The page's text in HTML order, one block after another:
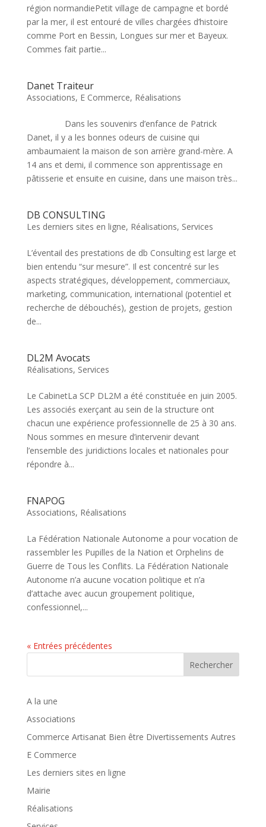
région normandiePetit village de campagne et bordé
par la mer, il est entouré de villes chargées d’histoire
comme Port en Bessin, Longues sur mer et Bayeux.
Commes fait partie...
Danet Traiteur
Associations, E Commerce, Réalisations
Dans les souvenirs d’enfance de Patrick
Danet, il y a les bonnes odeurs de cuisine qui
ambaumaient la maison de son arrière grand-mère. A
14 ans et demi, il commence son apprentissage en
pâtisserie et ensuite en cuisine, dans une maison très...
DB CONSULTING
Les derniers sites en ligne, Réalisations, Services
L’éventail des prestations de db Consulting est large et
bien entendu “sur mesure”. Il est concentré sur les
aspects stratégiques, développement, commerciaux,
marketing, communication, international (potentiel et
recherche de débouchés), gestion de projets, gestion
de...
DL2M Avocats
Réalisations, Services
Le CabinetLa SCP DL2M a été constituée en juin 2005.
Les associés exerçant au sein de la structure ont
chacun une expérience professionnelle de 25 à 30 ans.
Nous sommes en mesure d’intervenir devant
l’ensemble des juridictions locales et nationales pour
répondre à...
FNAPOG
Associations, Réalisations
La Fédération Nationale Autonome a pour vocation de
rassembler les Pupilles de la Nation et Orphelins de
Guerre de Tous les Conflits. La Fédération Nationale
Autonome n’a aucune vocation politique et n’a
d’attache avec aucun groupement politique,
confessionnel,...
« Entrées précédentes
Rechercher
A la une
Associations
Commerce Artisanat Bien être Divertissements Autres
E Commerce
Les derniers sites en ligne
Mairie
Réalisations